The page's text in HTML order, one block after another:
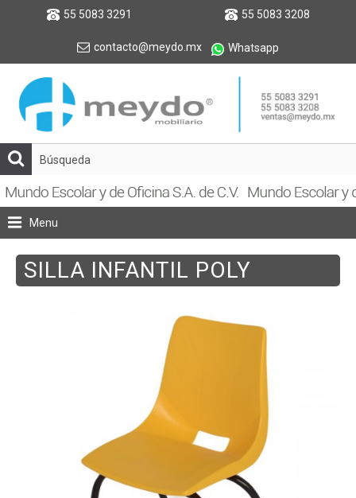
55 5083 3291 55 5083 3208
contacto@meydo.mx Whatsapp
Menu
SILLA INFANTIL POLY